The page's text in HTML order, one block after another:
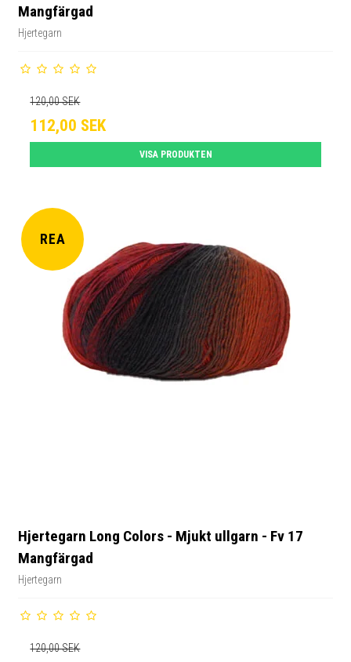
Mangfärgad
Hjertegarn
120,00 SEK
112,00 SEK
VISA PRODUKTEN
REA
Hjertegarn Long Colors - Mjukt ullgarn - Fv 17
Mangfärgad
Hjertegarn
120,00 SEK